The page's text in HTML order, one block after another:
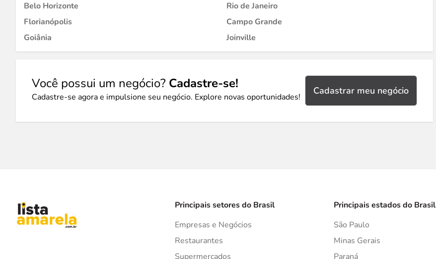
Belo Horizonte
Rio de Janeiro
Florianópolis
Campo Grande
Goiânia
Joinville
Você possui um negócio? Cadastre-se!
Cadastre-se agora e impulsione seu negócio. Explore novas oportunidades!
Cadastrar meu negócio
Principais setores do Brasil
Empresas e Negócios
Restaurantes
Supermercados
Principais estados do Brasil
São Paulo
Minas Gerais
Paraná